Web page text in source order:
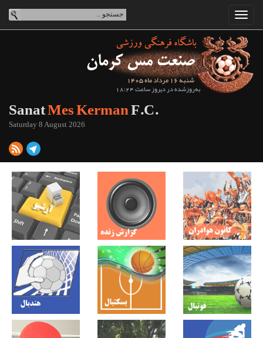
شنبه 16 مرداد ماه 1405
به‌روزشده در دیروز ساعت 18:24
SanatMes KermanF.C.
Saturday 8 August 2026